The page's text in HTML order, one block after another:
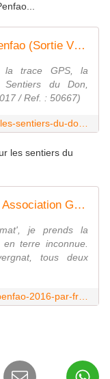
Les Sentiers du Don, Guemene-Penfao (Sortie VTT du 24/9/2017 / Ref. : 50667)
la trace GPS, la
du Don,
/ Ref. : 50667)
les sentiers du
Guémené Penfao 2016 par Fred. - Association Gaubretièroise Vélo Tout Terrain
je prends la
terre inconnue.
tous deux